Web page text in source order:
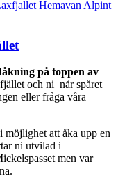
på toppen av
och ni når spåret
eller fråga våra
att åka upp en
ni utvilad i
men var